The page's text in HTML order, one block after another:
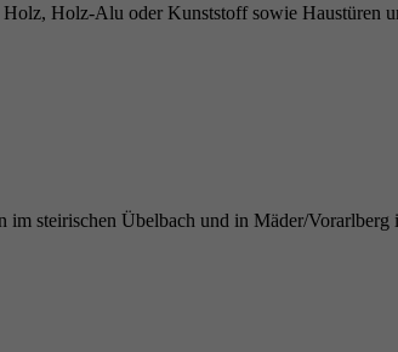
Holz-Alu oder Kunststoff sowie Haustüren
im steirischen Übelbach und in Mäder/